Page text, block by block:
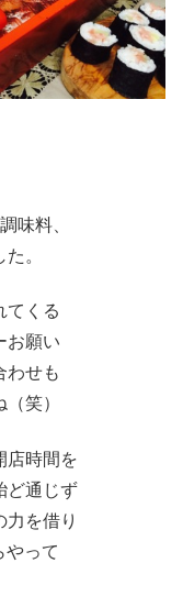
味料、
。
てくる
お願い
わせも
笑）
店時間を
ど通じず
を借り
やって